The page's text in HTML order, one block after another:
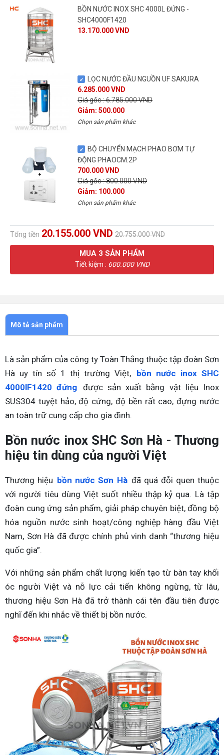
BỒN NƯỚC INOX SHC 4000L ĐỨNG -
SHC4000F1420
13.170.000 VND
LỌC NƯỚC ĐẦU NGUỒN UF SAKURA
6.285.000 VND
Giá gốc : 6.785.000 VND
Giảm: 500.000
Chọn sản phẩm khác
BỘ CHUYỂN MẠCH PHAO BƠM TỰ
ĐỘNG PHAOCM.2P
700.000 VND
Giá gốc : 800.000 VND
Giảm: 100.000
Chọn sản phẩm khác
Tổng tiền 20.155.000 VND 20.755.000 VND
MUA 3 SẢN PHẨM
Tiết kiệm : 600.000 VND
Mô tả sản phẩm
Là sản phẩm của công ty Toàn Thắng thuộc tập đoàn Sơn
Hà uy tín số 1 thị trường Việt, bồn nước inox SHC
4000lF1420 đứng được sản xuất bằng vật liệu Inox
SUS304 tuyệt hảo, độ cứng, độ bền rất cao, đựng nước
an toàn trữ cung cấp cho gia đình.
Bồn nước inox SHC Sơn Hà - Thương
hiệu tin dùng của người Việt
Thương hiệu bồn nước Sơn Hà đã quá đỗi quen thuộc
với người tiêu dùng Việt suốt nhiều thập kỷ qua. Là tập
đoàn cung ứng sản phẩm, giải pháp chuyên biệt, đồng bộ
hóa nguồn nước sinh hoạt/công nghiệp hàng đầu Việt
Nam, Sơn Hà đã được chính phủ vinh danh “thương hiệu
quốc gia”.
Với những sản phẩm chất lượng kiến tạo từ bàn tay khối
óc người Việt và nỗ lực cải tiến không ngừng, từ lâu,
thương hiệu Sơn Hà đã trở thành cái tên đầu tiên được
nghĩ đến khi nhắc về thiết bị bồn nước.